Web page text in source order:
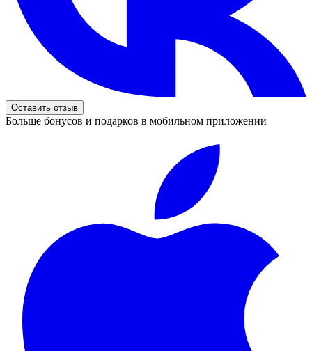
Оставить отзыв
Больше бонусов и подарков в мобильном приложении